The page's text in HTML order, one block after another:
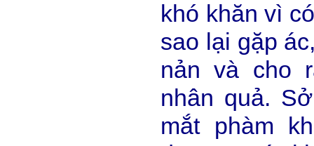
khó khăn vì
sao lại gặp
nản và cho
nhân quả.
mắt phàm